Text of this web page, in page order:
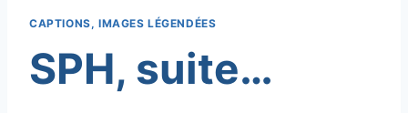
CAPTIONS, IMAGES LÉGENDÉES
SPH, suite…